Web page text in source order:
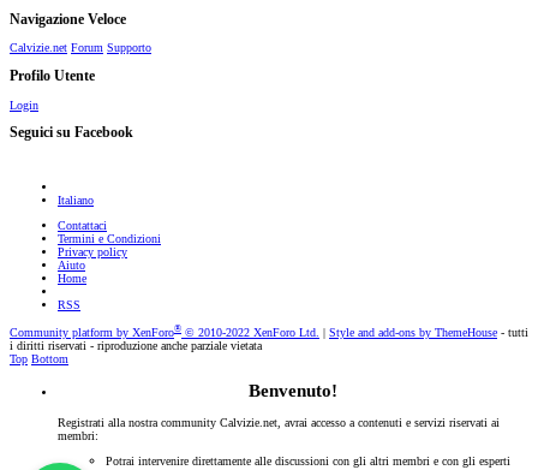
Navigazione Veloce
Calvizie.net Forum Supporto
Profilo Utente
Login
Seguici su Facebook
Italiano
Contattaci
Termini e Condizioni
Privacy policy
Aiuto
Home
RSS
Community platform by XenForo® © 2010-2022 XenForo Ltd. Style and add-ons by ThemeHouse - tutti
i diritti riservati - riproduzione anche parziale vietata
Top Bottom
Benvenuto!
Registrati alla nostra community Calvizie.net, avrai accesso a contenuti e servizi riservati ai
membri:
Potrai intervenire direttamente alle discussioni con gli altri membri e con gli esperti